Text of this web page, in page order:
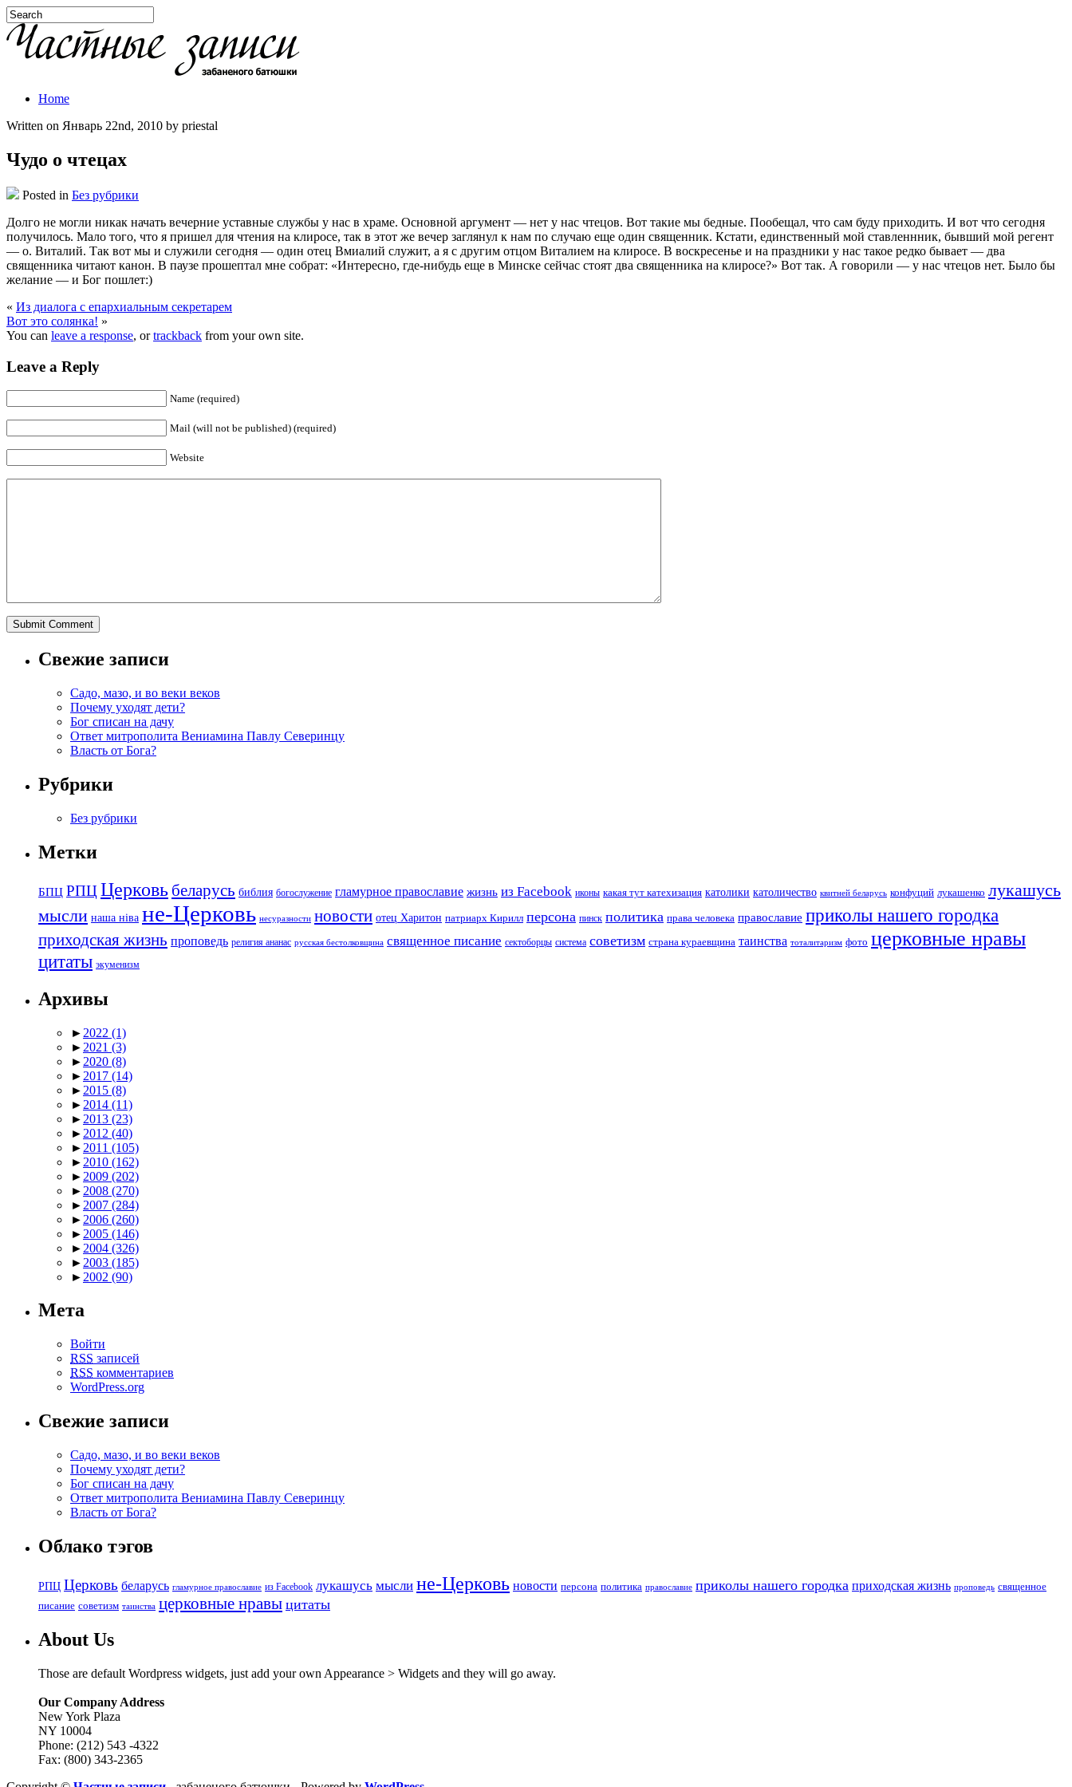
Home
Written on Январь 22nd, 2010 by priestal
Чудо о чтецах
Posted in Без рубрики
Долго не могли никак начать вечерние уставные службы у нас в храме. Основной аргумент — нет у нас чтецов. Вот такие мы бедные. Пообещал, что сам буду приходить. И вот что сегодня
получилось. Мало того, что я пришел для чтения на клиросе, так в этот же вечер заглянул к нам по случаю еще один священник. Кстати, единственный мой ставленнник, бывший мой регент
— о. Виталий. Так вот мы и служили сегодня — один отец Вмиалий служит, а я с другим отцом Виталием на клиросе. В воскресенье и на праздники у нас такое редко бывает — два
священника читают канон. В паузе прошептал мне собрат: «Интересно, где-нибудь еще в Минске сейчас стоят два священника на клиросе?» Вот так. А говорили — у нас чтецов нет. Было бы
желание — и Бог пошлет:)
« Из диалога с епархиальным секретарем
Вот это солянка! »
You can leave a response, ortrackback from your own site.
Leave a Reply
Name (required)
Mail (will not be published) (required)
Website
Свежие записи
Садо, мазо, и во веки веков
Почему уходят дети?
Бог списан на дачу
Ответ митрополита Вениамина Павлу Северинцу
Власть от Бога?
Рубрики
Без рубрики
Метки
БПЦ РПЦ Церковь беларусь библия богослужение гламурное православие жизнь из Facebook иконы какая тут катехизация католики католичество квитней беларусь конфуций лукашенко лукашусь
мысли наша ніва не-Церковь несуразности новости отец Харитон патриарх Кирилл персона пинск политика права человека православие приколы нашего городка
приходская жизнь проповедь религия ананас русская бестолковщина священное писание сектоборцы система советизм страна кураевщина таинства тоталитаризм фото церковные нравы
цитаты экуменизм
Архивы
► 2022 (1)
► 2021 (3)
► 2020 (8)
► 2017 (14)
► 2015 (8)
► 2014 (11)
► 2013 (23)
► 2012 (40)
► 2011 (105)
► 2010 (162)
► 2009 (202)
► 2008 (270)
► 2007 (284)
► 2006 (260)
► 2005 (146)
► 2004 (326)
► 2003 (185)
► 2002 (90)
Мета
Войти
RSS записей
RSS комментариев
WordPress.org
Свежие записи
Садо, мазо, и во веки веков
Почему уходят дети?
Бог списан на дачу
Ответ митрополита Вениамина Павлу Северинцу
Власть от Бога?
Облако тэгов
РПЦ Церковь беларусь гламурное православие из Facebook лукашусь мысли не-Церковь новости персона политика православие приколы нашего городка приходская жизнь проповедь священное
писание советизм таинства церковные нравы цитаты
About Us
Those are default Wordpress widgets, just add your own Appearance > Widgets and they will go away.
Our Company Address
New York Plaza
NY 10004
Phone: (212) 543 -4322
Fax: (800) 343-2365